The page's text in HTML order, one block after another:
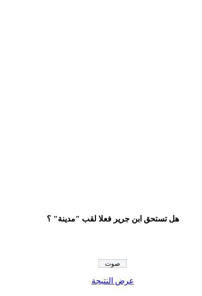
هل تستحق ابن جرير فعلا لقب "مدينة" ؟
عرض النتيجة